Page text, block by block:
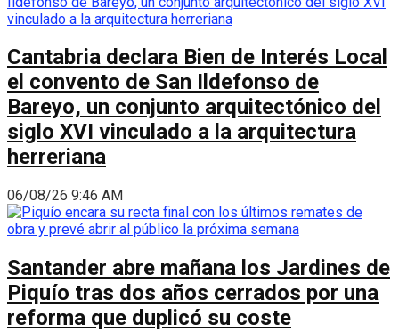
Cantabria declara Bien de Interés Local
el convento de San Ildefonso de
Bareyo, un conjunto arquitectónico del
siglo XVI vinculado a la arquitectura
herreriana
06/08/26 9:46 AM
Santander abre mañana los Jardines de
Piquío tras dos años cerrados por una
reforma que duplicó su coste